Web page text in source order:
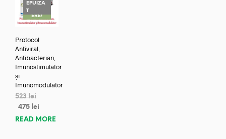
EPUIZA
TREDUC
ERE!
Protocol
Antiviral,
Antibacterian,
Imunostimulator
și
Imunomodulator
523lei
475 lei
READ MORE